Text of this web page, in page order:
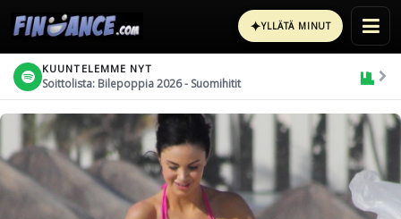
✦YLLÄTÄ MINUT
KUUNTELEMME NYT
Soittolista: Bilepoppia 2026 - Suomihitit